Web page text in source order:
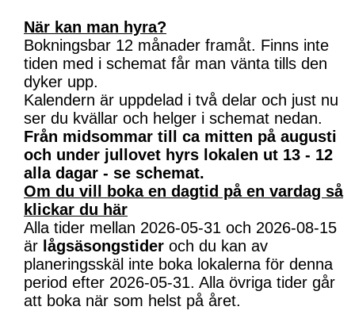
När kan man hyra?
Bokningsbar 12 månader framåt. Finns inte
tiden med i schemat får man vänta tills den
dyker upp.
Kalendern är uppdelad i två delar och just nu
ser du kvällar och helger i schemat nedan.
Från midsommar till ca mitten på augusti
och under jullovet hyrs lokalen ut 13 - 12
alla dagar - se schemat.
Om du vill boka en dagtid på en vardag så
klickar du här
Alla tider mellan 2026-05-31 och 2026-08-15
är lågsäsongstider och du kan av
planeringsskäl inte boka lokalerna för denna
period efter 2026-05-31. Alla övriga tider går
att boka när som helst på året.